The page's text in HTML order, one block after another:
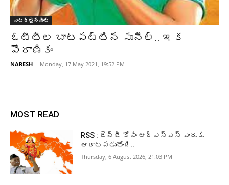
ఎంటర్టైన్మెంట్
ఓటీటీల బాటపట్టిన సునీల్.. ఇక
పౌరాణికం
NARESH - Monday, 17 May 2021, 19:52 PM
MOST READ
RSS : జెన్‌జీ కోసం ఆర్‌ఎస్‌ఎస్‌ ఎందుకు
ఆరాటపడుతోంది..
Thursday, 6 August 2026, 21:03 PM